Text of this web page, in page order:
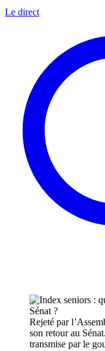
Le direct
Rejeté par
son retour au
transmise par le